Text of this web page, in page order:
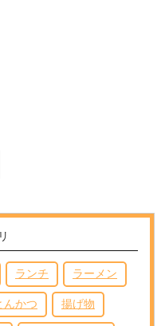
ランチ ラーメン
んかつ 揚げ物